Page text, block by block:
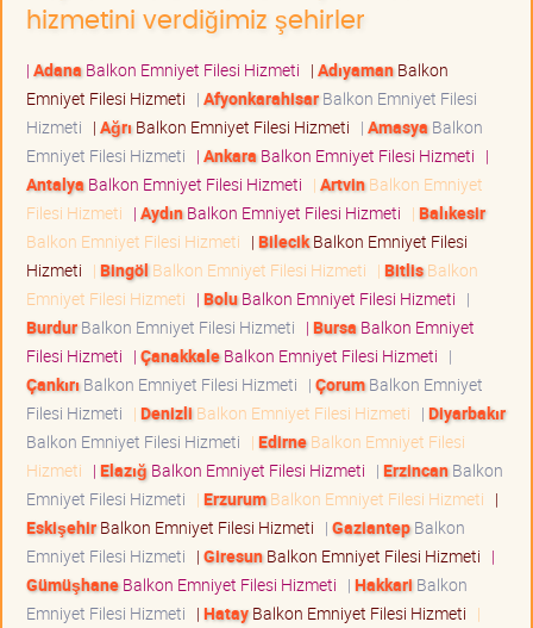
hizmetini verdiğimiz şehirler
| Adana Balkon Emniyet Filesi Hizmeti | AdıyamanBalkon
Emniyet Filesi Hizmeti | AfyonkarahisarBalkon Emniyet Filesi
Hizmeti | Ağrı Balkon Emniyet Filesi Hizmeti | Amasya Balkon
Emniyet Filesi Hizmeti | Ankara Balkon Emniyet Filesi Hizmeti |
Antalya Balkon Emniyet Filesi Hizmeti | ArtvinBalkon Emniyet
Filesi Hizmeti | AydınBalkon Emniyet Filesi Hizmeti | Balıkesir
Balkon Emniyet Filesi Hizmeti | BilecikBalkon Emniyet Filesi
Hizmeti | Bingöl Balkon Emniyet Filesi Hizmeti | BitlisBalkon
Emniyet Filesi Hizmeti | BoluBalkon Emniyet Filesi Hizmeti |
BurdurBalkon Emniyet Filesi Hizmeti | Bursa Balkon Emniyet
Filesi Hizmeti | ÇanakkaleBalkon Emniyet Filesi Hizmeti |
Çankırı Balkon Emniyet Filesi Hizmeti | ÇorumBalkon Emniyet
Filesi Hizmeti | Denizli Balkon Emniyet Filesi Hizmeti | Diyarbakır
Balkon Emniyet Filesi Hizmeti | EdirneBalkon Emniyet Filesi
Hizmeti | Elazığ Balkon Emniyet Filesi Hizmeti | ErzincanBalkon
Emniyet Filesi Hizmeti | ErzurumBalkon Emniyet Filesi Hizmeti |
EskişehirBalkon Emniyet Filesi Hizmeti | GaziantepBalkon
Emniyet Filesi Hizmeti | GiresunBalkon Emniyet Filesi Hizmeti |
GümüşhaneBalkon Emniyet Filesi Hizmeti | Hakkari Balkon
Emniyet Filesi Hizmeti | HatayBalkon Emniyet Filesi Hizmeti |